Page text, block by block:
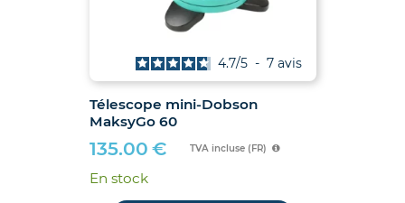
Télescope mini-Dobson
MaksyGo 60
4.7/5 - 7 avis
135.00 € TVA incluse (FR)
En stock